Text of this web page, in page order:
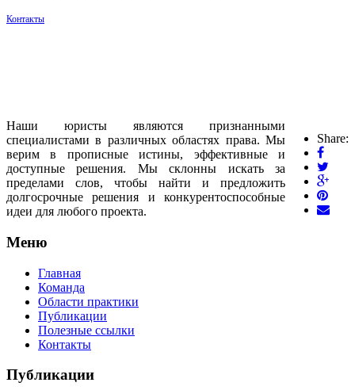
Контакты
Share:
Наши юристы являются признанными
специалистами в различных областях права. Мы
верим в прописные истины, эффективные и
доступные решения. Мы склонны искать за
пределами слов, чтобы найти и предложить
долгосрочные решения и конкурентоспособные
идеи для любого проекта.
Меню
Главная
Команда
Области практики
Публикации
Полезные ссылки
Контакты
Публикации